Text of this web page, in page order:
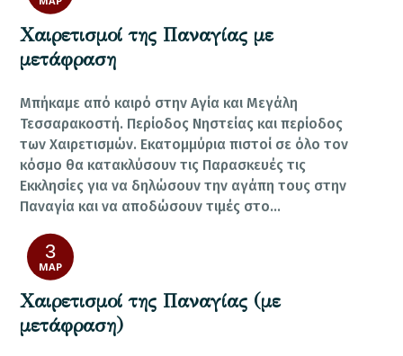
Χαιρετισμοί της Παναγίας με
μετάφραση
Μπήκαμε από καιρό στην Αγία και Μεγάλη
Τεσσαρακοστή. Περίοδος Νηστείας και περίοδος
των Χαιρετισμών. Εκατομμύρια πιστοί σε όλο τον
κόσμο θα κατακλύσουν τις Παρασκευές τις
Εκκλησίες για να δηλώσουν την αγάπη τους στην
Παναγία και να αποδώσουν τιμές στο…
3
ΜΑΡ
Χαιρετισμοί της Παναγίας (με
μετάφραση)